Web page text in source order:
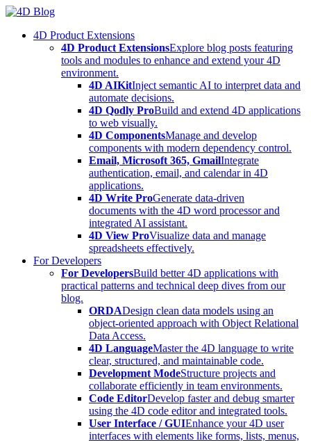
Skip
content4D Product Extensions
4D Product ExtensionsExplore blog posts featuring
tools and modules to enhance and extend your 4D
environment.
4D AIKitInject semantic AI to interpret data and
automate decisions.
4D Qodly ProBuild and extend 4D applications
to web visually.
4D ComponentsManage and develop
components with modern dependency control.
Email, Microsoft 365, GmailIntegrate
authentication, email, and calendar in 4D
applications.
4D Write ProGenerate data-driven
documents with the 4D word processor and
integrated AI assistant.
4D View ProVisualize data and manage
spreadsheets effectively.
For Developers
For DevelopersBuild better 4D applications with
practical patterns and technical deep dives from our
blog.
ORDADesign clean data models using an
object-oriented approach with Object Relational
Data Access.
4D LanguageMaster the 4D language to write
clear, structured, and maintainable code.
Development ModeStructure projects and
collaborate efficiently in team environments.
Code EditorDevelop faster and debug smarter
using the 4D code editor and integrated tools.
User Interface / GUIEnhance your 4D user
interfaces with elements like forms, lists, menus,